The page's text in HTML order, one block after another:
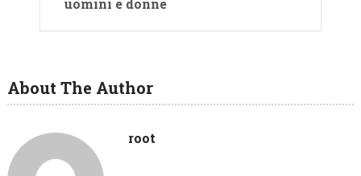
uomini e donne
About The Author
root